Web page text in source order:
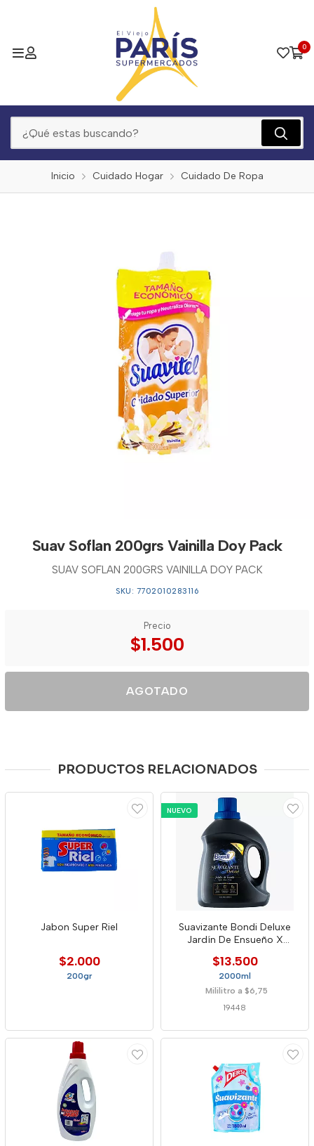
0
Inicio Cuidado Hogar Cuidado De Ropa
Suav Soflan 200grs Vainilla Doy Pack
SUAV SOFLAN 200GRS VAINILLA DOY PACK
SKU: 7702010283116
Precio
$1.500
AGOTADO
PRODUCTOS RELACIONADOS
Jabon Super Riel
$2.000
200gr
NUEVO
Suavizante Bondi Deluxe
Jardín De Ensueño X
$13.500
2000ml
Mililitro a $6,75
19448